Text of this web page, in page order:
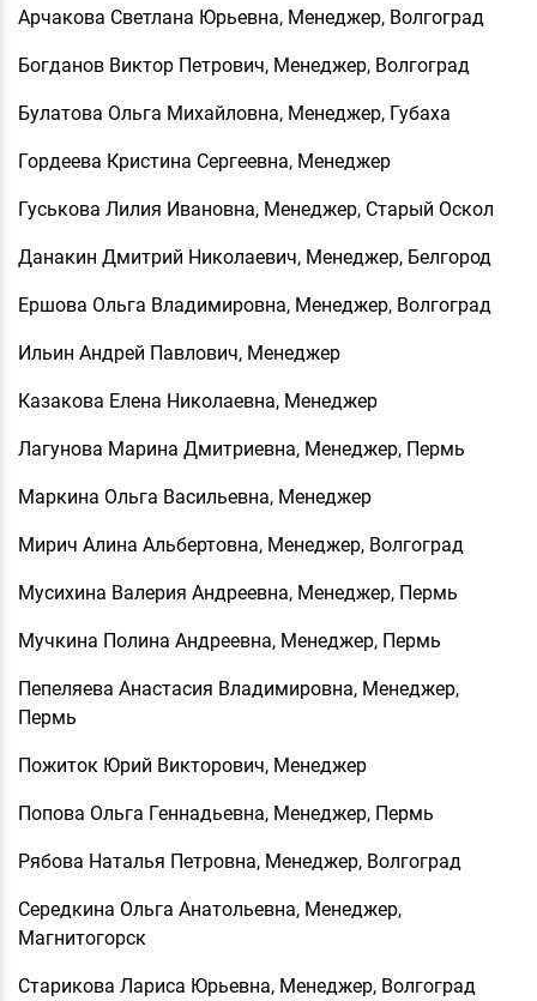
Арчакова Светлана Юрьевна, Менеджер, Волгоград
Богданов Виктор Петрович, Менеджер, Волгоград
Булатова Ольга Михайловна, Менеджер, Губаха
Гордеева Кристина Сергеевна, Менеджер
Гуськова Лилия Ивановна, Менеджер, Старый Оскол
Данакин Дмитрий Николаевич, Менеджер, Белгород
Ершова Ольга Владимировна, Менеджер, Волгоград
Ильин Андрей Павлович, Менеджер
Казакова Елена Николаевна, Менеджер
Лагунова Марина Дмитриевна, Менеджер, Пермь
Маркина Ольга Васильевна, Менеджер
Мирич Алина Альбертовна, Менеджер, Волгоград
Мусихина Валерия Андреевна, Менеджер, Пермь
Мучкина Полина Андреевна, Менеджер, Пермь
Пепеляева Анастасия Владимировна, Менеджер,
Пермь
Пожиток Юрий Викторович, Менеджер
Попова Ольга Геннадьевна, Менеджер, Пермь
Рябова Наталья Петровна, Менеджер, Волгоград
Середкина Ольга Анатольевна, Менеджер,
Магнитогорск
Старикова Лариса Юрьевна, Менеджер, Волгоград